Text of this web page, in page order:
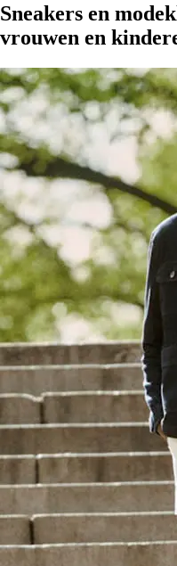
Sneakers en
vrouwen en